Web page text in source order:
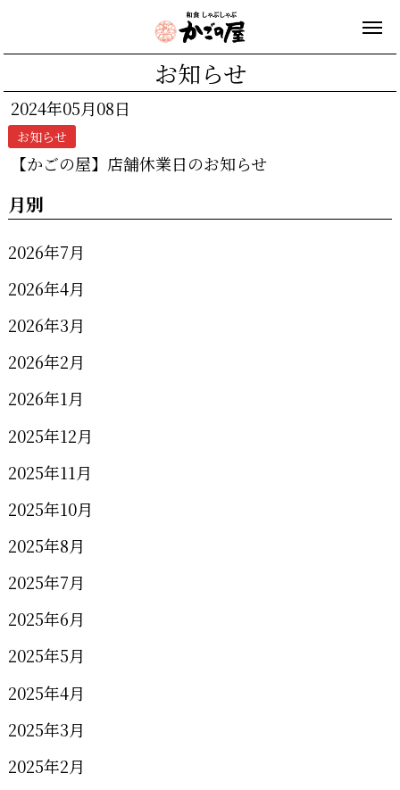
お知らせ
2024年05月08日
お知らせ
【かごの屋】店舗休業日のお知らせ
月別
2026年7月
2026年4月
2026年3月
2026年2月
2026年1月
2025年12月
2025年11月
2025年10月
2025年8月
2025年7月
2025年6月
2025年5月
2025年4月
2025年3月
2025年2月